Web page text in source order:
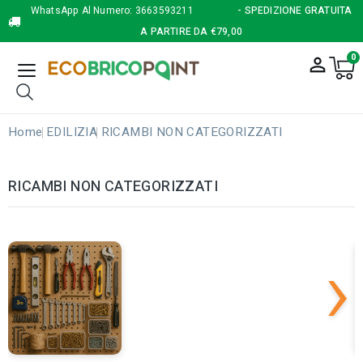
WhatsApp Al Numero: 3663593211
- SPEDIZIONE GRATUITA
A PARTIRE DA €79,00
person_outline 0
Home EDILIZIA RICAMBI NON CATEGORIZZATI
RICAMBI NON CATEGORIZZATI
›